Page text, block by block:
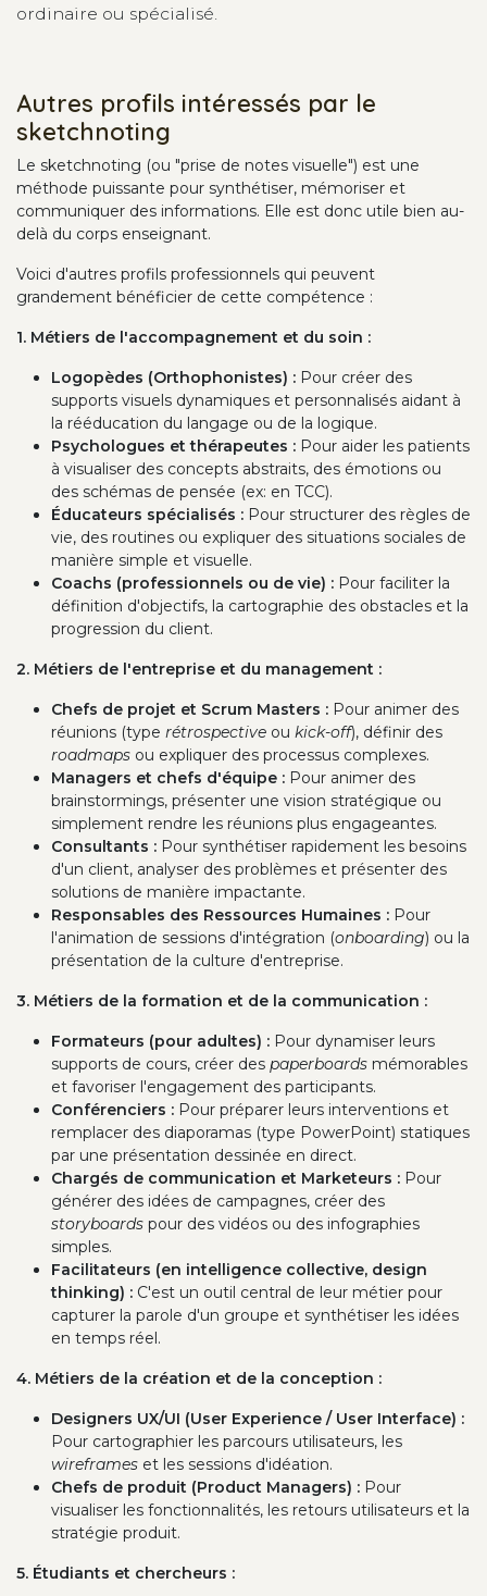
ordinaire ou spécialisé.
Autres profils intéressés par le
sketchnoting
Le sketchnoting (ou "prise de notes visuelle") est une
méthode puissante pour synthétiser, mémoriser et
communiquer des informations. Elle est donc utile bien au-
delà du corps enseignant.
Voici d'autres profils professionnels qui peuvent
grandement bénéficier de cette compétence :
1. Métiers de l'accompagnement et du soin :
Logopèdes (Orthophonistes) : Pour créer des
supports visuels dynamiques et personnalisés aidant à
la rééducation du langage ou de la logique.
Psychologues et thérapeutes : Pour aider les patients
à visualiser des concepts abstraits, des émotions ou
des schémas de pensée (ex: en TCC).
Éducateurs spécialisés : Pour structurer des règles de
vie, des routines ou expliquer des situations sociales de
manière simple et visuelle.
Coachs (professionnels ou de vie) : Pour faciliter la
définition d'objectifs, la cartographie des obstacles et la
progression du client.
2. Métiers de l'entreprise et du management :
Chefs de projet et Scrum Masters : Pour animer des
réunions (type rétrospective ou kick-off), définir des
roadmaps ou expliquer des processus complexes.
Managers et chefs d'équipe : Pour animer des
brainstormings, présenter une vision stratégique ou
simplement rendre les réunions plus engageantes.
Consultants : Pour synthétiser rapidement les besoins
d'un client, analyser des problèmes et présenter des
solutions de manière impactante.
Responsables des Ressources Humaines : Pour
l'animation de sessions d'intégration (onboarding) ou la
présentation de la culture d'entreprise.
3. Métiers de la formation et de la communication :
Formateurs (pour adultes) : Pour dynamiser leurs
supports de cours, créer des paperboards mémorables
et favoriser l'engagement des participants.
Conférenciers : Pour préparer leurs interventions et
remplacer des diaporamas (type PowerPoint) statiques
par une présentation dessinée en direct.
Chargés de communication et Marketeurs : Pour
générer des idées de campagnes, créer des
storyboards pour des vidéos ou des infographies
simples.
Facilitateurs (en intelligence collective, design
thinking) : C'est un outil central de leur métier pour
capturer la parole d'un groupe et synthétiser les idées
en temps réel.
4. Métiers de la création et de la conception :
Designers UX/UI (User Experience / User Interface) :
Pour cartographier les parcours utilisateurs, les
wireframes et les sessions d'idéation.
Chefs de produit (Product Managers) : Pour
visualiser les fonctionnalités, les retours utilisateurs et la
stratégie produit.
5. Étudiants et chercheurs :